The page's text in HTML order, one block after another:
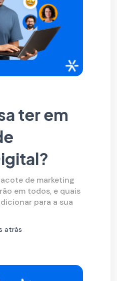
ter em
de marketing
em todos, e quais
para a sua
atrás